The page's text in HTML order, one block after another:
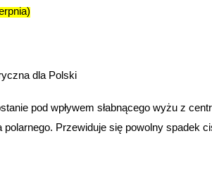
dla Polski
pod wpływem słabnącego wyżu z
polarnego. Przewiduje się powolny spadek